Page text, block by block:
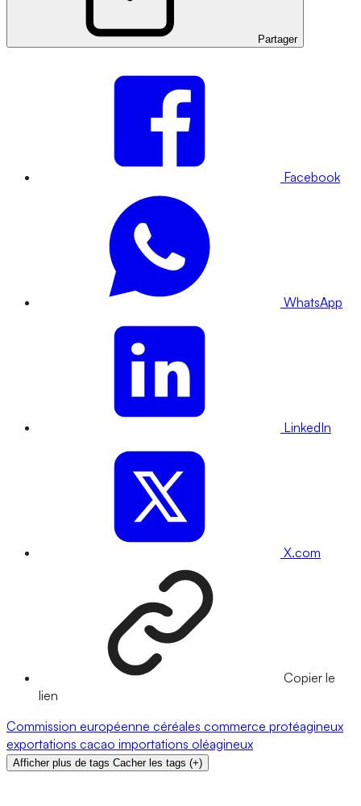
Partager
Facebook
WhatsApp
LinkedIn
X.com
Copier le
lien
Commission européenne céréales commerce protéagineux
exportations cacao importations oléagineux
Afficher plus de tags Cacher les tags (+)